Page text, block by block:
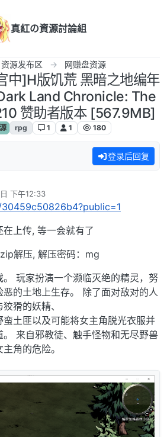
真紅の資源討論組
资源发布区 网赚盘资源
中]H版饥荒 黑暗之地编年
Land Chronicle: The
赞助者版本 [567.9MB]
rpg 1 1 180
登录后回复
下午12:33
上传, 等一会就有了
解压, 解压密码：mg
玩家扮演一个濒临灭绝的精灵，努
的土地上生存。 除了面对敌对的人
猾的妖精、
土匪以及可能将女主角脱光衣服并
来自邪教徒、触手怪物和无尽野兽
角的危险。